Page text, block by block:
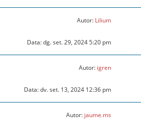
Autor: Lilium
Data: dg. set. 29, 2024 5:20 pm
Autor: igren
Data: dv. set. 13, 2024 12:36 pm
Autor: jaume.ms